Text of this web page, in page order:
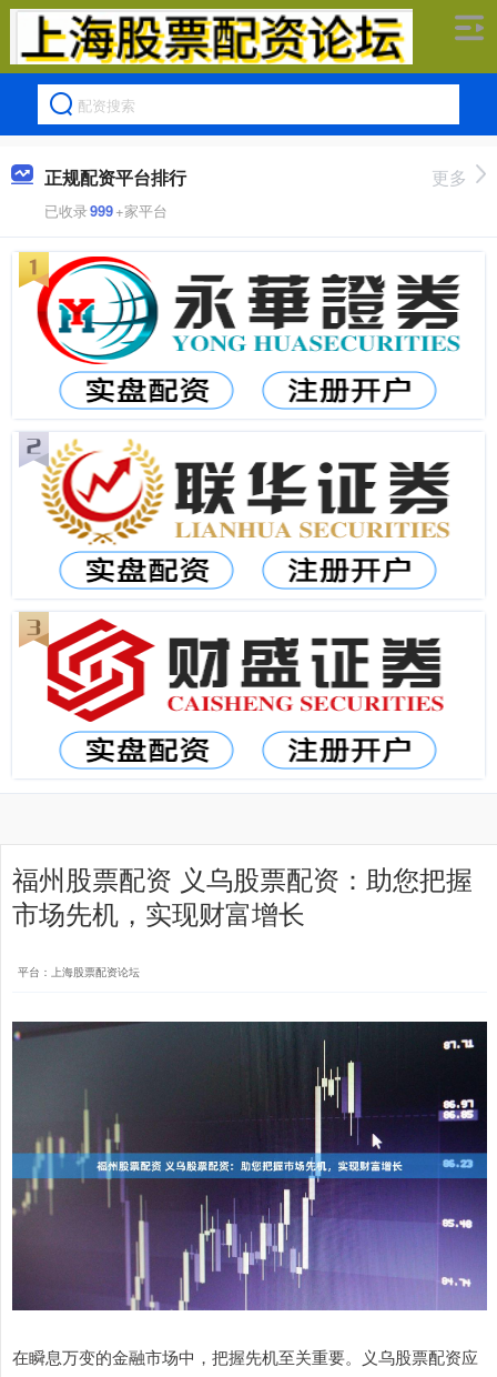
正规配资平台排行
已收录999+家平台
更多
福州股票配资 义乌股票配资：助您把握
市场先机，实现财富增长
平台：上海股票配资论坛
在瞬息万变的金融市场中，把握先机至关重要。义乌股票配资应